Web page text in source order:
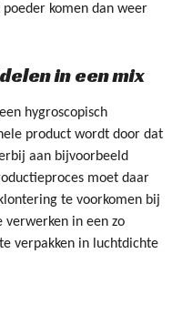
komen dan weer
in een mix
hygroscopisch
product wordt door dat
aan bijvoorbeeld
moet daar
te voorkomen bij
verwerken in een zo
verpakken in luchtdichte